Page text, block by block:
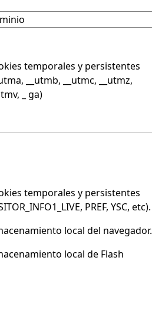
temporales y persistentes
__utmb, __utmc, __utmz,
_ ga)
temporales y persistentes
PREF, YSC, etc).
local del navegador.
local de Flash